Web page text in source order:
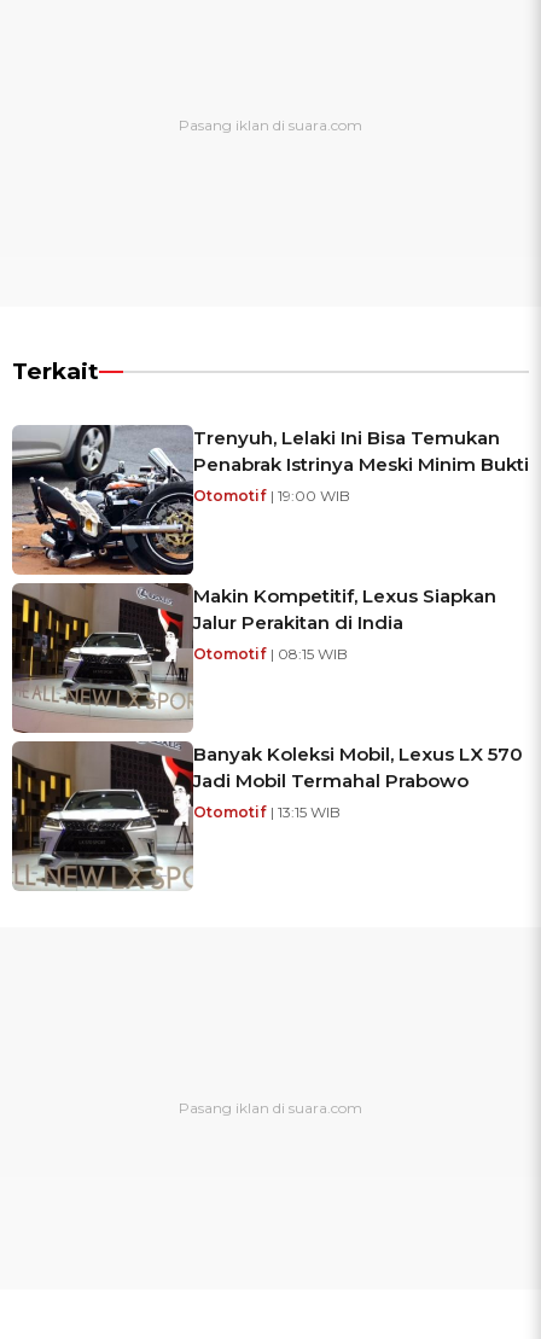
Terkait
Trenyuh, Lelaki Ini Bisa Temukan
Penabrak Istrinya Meski Minim Bukti
Otomotif | 19:00 WIB
Makin Kompetitif, Lexus Siapkan
Jalur Perakitan di India
Otomotif | 08:15 WIB
Banyak Koleksi Mobil, Lexus LX 570
Jadi Mobil Termahal Prabowo
Otomotif | 13:15 WIB